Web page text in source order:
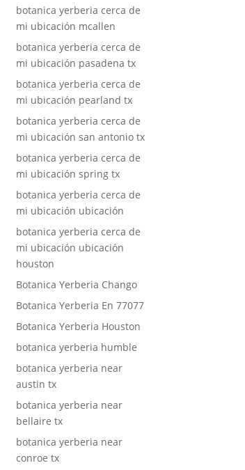
botanica yerberia cerca de
mi ubicación mcallen
botanica yerberia cerca de
mi ubicación pasadena tx
botanica yerberia cerca de
mi ubicación pearland tx
botanica yerberia cerca de
mi ubicación san antonio tx
botanica yerberia cerca de
mi ubicación spring tx
botanica yerberia cerca de
mi ubicación ubicación
botanica yerberia cerca de
mi ubicación ubicación
houston
Botanica Yerberia Chango
Botanica Yerberia En 77077
Botanica Yerberia Houston
botanica yerberia humble
botanica yerberia near
austin tx
botanica yerberia near
bellaire tx
botanica yerberia near
conroe tx